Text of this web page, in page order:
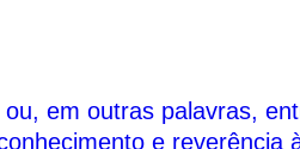
em outras palavras,
e reverência